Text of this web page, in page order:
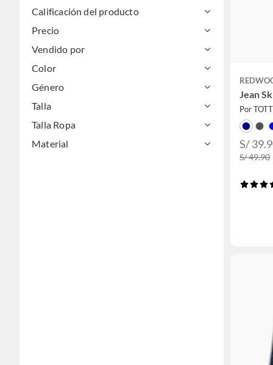
Calificación del producto
Precio
Vendido por
Color
Género
Talla
Talla Ropa
Material
Jean
Por
S/
S/ 49.90